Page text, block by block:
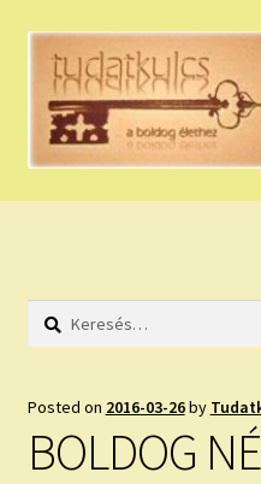
Ugrás
navigációhoz
Kilépés
tartalomba
HÚZZ EGY KÁRTYÁT!
HOLDNAPTÁR
NAPI ASZTROLÓGIA
Keresés:
Posted on 2016-03-26by
BOLDOG